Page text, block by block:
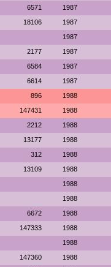
6571 1987
18106 1987
1987
2177 1987
6584 1987
6614 1987
896 1988
147431 1988
2212 1988
13177 1988
312 1988
13109 1988
1988
1988
6672 1988
147333 1988
1988
147360 1988